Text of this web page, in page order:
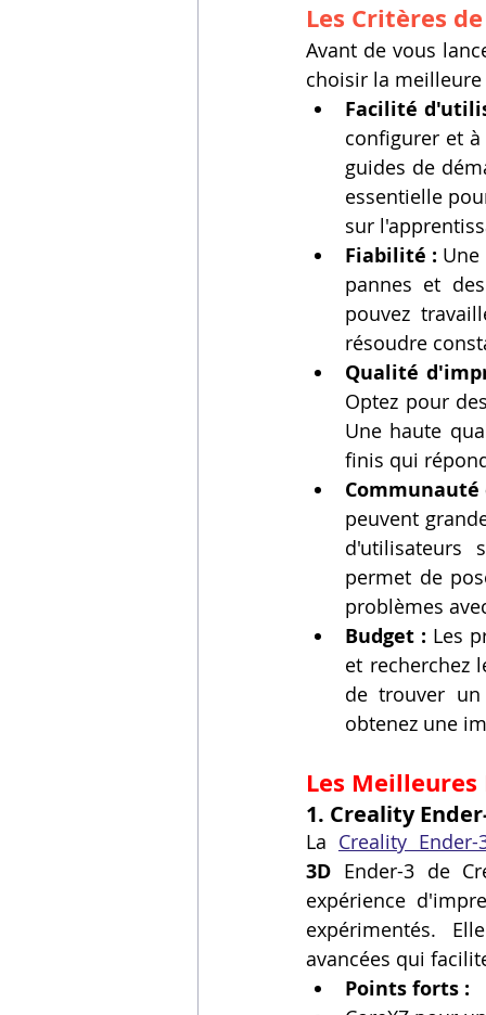
Les Critères
Avant de vous
choisir la meilleure
Facilité
configurer et
guides de
essentielle
sur
Fiabilité :
pannes et
pouvez
résoudre
Qualité
Optez pour
Une haute
finis qui
Communauté
peuvent
d'utilisateurs
permet de
problèmes
Budget : Les
et recherchez
de trouver
obtenez une
Les Meilleures
1. Creality
La Creality Ender-
3D Ender-3 de
expérience
expérimentés.
avancées qui
Points forts :